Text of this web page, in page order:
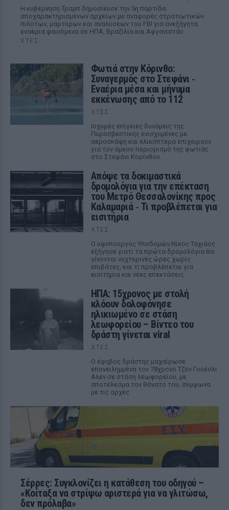
Η κυβέρνηση Τραμπ δημοσίευσε την 5η παρτίδα
αποχαρακτηρισμένων αρχείων με αναφορές στρατιωτικών
πιλότων, μαρτύρων και αναλύσεων του FBI για ανεξήγητα
εναέρια φαινόμενα σε ΗΠΑ, Βραζιλία και Αφγανιστάν.
ΧΤΕΣ
Φωτιά στην Κόρινθο:
Συναγερμός στο Στεφάνι ‑
Εναέρια μέσα και μήνυμα
εκκένωσης από το 112
ΧΤΕΣ
Ισχυρές επίγειες δυνάμεις της
Πυροσβεστικής ενισχυμένες με
αεροσκάφη και ελικόπτερα επιχειρούν
για τον άμεσο περιορισμό της φωτιάς
στο Στεφάνι Κορίνθου.
Απόψε τα δοκιμαστικά
δρομολόγια για την επέκταση
του Μετρό Θεσσαλονίκης προς
Καλαμαριά ‑ Τι προβλέπεται για
εισιτήρια
ΧΤΕΣ
Ο υφυπουργός Υποδομών Νίκος Ταχιάος
εξήγησε γιατί τα πρώτα δρομολόγια θα
γίνονται νυχτερινές ώρες χωρίς
επιβάτες, και τι προβλέπεται για
εισιτήρια και νέες επεκτάσεις.
ΗΠΑ: 15χρονος με στολή
κλόουν δολοφόνησε
ηλικιωμένο σε στάση
λεωφορείου – Βίντεο του
δράστη γίνεται viral
ΧΤΕΣ
Ο έφηβος δράστης μαχαίρωσε
επανειλημμένα τον 78χρονο Τζον Γουέσλι
Αλεν σε στάση λεωφορείου, με
αποτέλεσμα τον θάνατό του, σύμφωνα
με τις αρχές
Σέρρες: Συγκλονίζει η κατάθεση του οδηγού –
«Κοίταξα να στρίψω αριστερά για να γλιτώσω,
δεν πρόλαβα»